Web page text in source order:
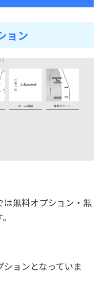
ョン
は無料オプション・無
ョンとなっていま